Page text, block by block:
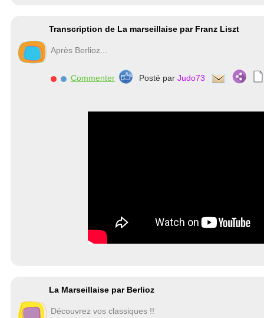
Transcription de La marseillaise par Franz Liszt
Après Berlioz...
Commenter Posté par Judo73
La Marseillaise par Berlioz
Découvrez vos classiques !!